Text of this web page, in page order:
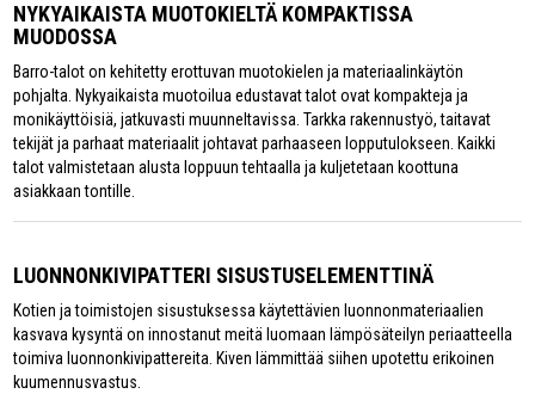
NYKYAIKAISTA MUOTOKIELTÄ KOMPAKTISSA
MUODOSSA
Barro-talot on kehitetty erottuvan muotokielen ja materiaalinkäytön
pohjalta. Nykyaikaista muotoilua edustavat talot ovat kompakteja ja
monikäyttöisiä, jatkuvasti muunneltavissa. Tarkka rakennustyö, taitavat
tekijät ja parhaat materiaalit johtavat parhaaseen lopputulokseen. Kaikki
talot valmistetaan alusta loppuun tehtaalla ja kuljetetaan koottuna
asiakkaan tontille.
LUONNONKIVIPATTERI SISUSTUSELEMENTTINÄ
Kotien ja toimistojen sisustuksessa käytettävien luonnonmateriaalien
kasvava kysyntä on innostanut meitä luomaan lämpösäteilyn periaatteella
toimiva luonnonkivipattereita. Kiven lämmittää siihen upotettu erikoinen
kuumennusvastus.